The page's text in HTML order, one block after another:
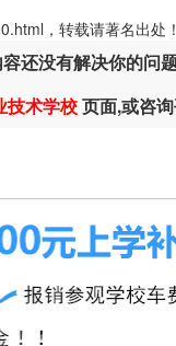
，转载请著名出处！
还没有解决你的问
技术学校页面,或咨